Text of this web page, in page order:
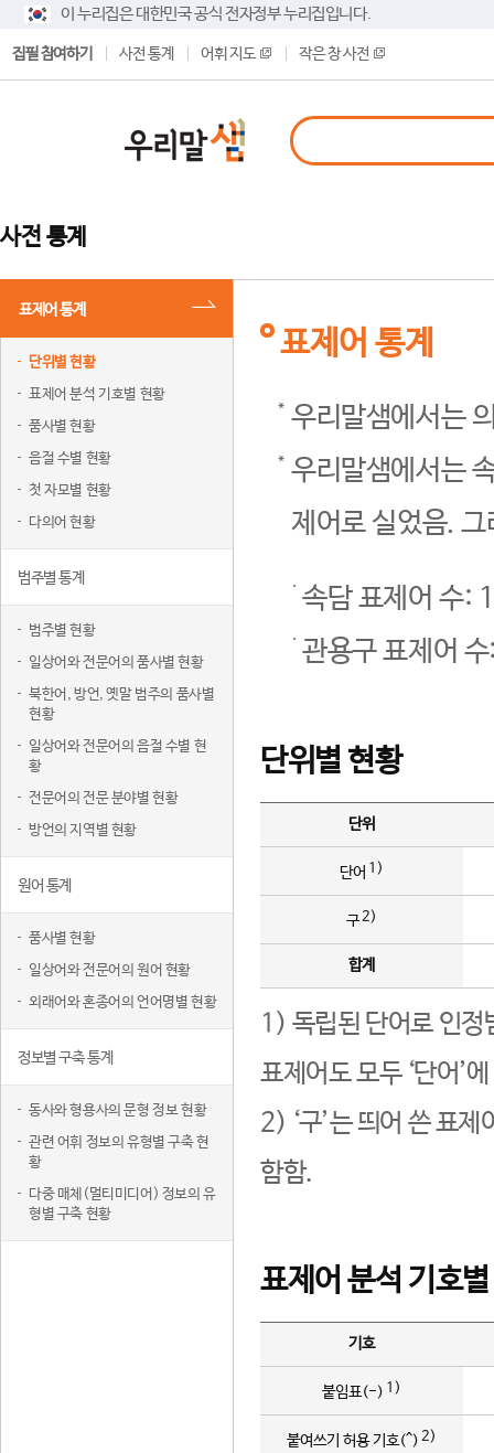
이 누리집은 대한민국 공식 전자정부 누리집입니다.
집필 참여하기 사전 통계 어휘 지도 작은 창 사전
사전 통계
표제어 통계
단위별 현황
표제어 분석 기호별 현황
품사별 현황
음절 수별 현황
첫 자모별 현황
다의어 현황
범주별 통계
범주별 현황
일상어와 전문어의 품사별 현황
북한어, 방언, 옛말 범주의 품사별
현황
일상어와 전문어의 음절 수별 현
황
전문어의 전문 분야별 현황
방언의 지역별 현황
원어 통계
품사별 현황
일상어와 전문어의 원어 현황
외래어와 혼종어의 언어명별 현황
정보별 구축 통계
동사와 형용사의 문형 정보 현황
관련 어휘 정보의 유형별 구축 현
황
다중 매체(멀티미디어) 정보의 유
형별 구축 현황
표제어 통계
우리말샘에서는
우리말샘에서는
제어로 실었음.
속담 표제어 수:
관용구 표제어
단위별 현황
단위
단어 1)
구2)
합계
1) 독립된 단어로 인정
표제어도 모두 ‘단어’
2) ‘구’는 띄어 쓴 표
함함.
표제어 분석 기호
기호
붙임표(-) 1)
붙여쓰기 허용 기호(^) 2)